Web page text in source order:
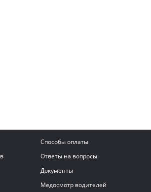
Способы оплаты
Ответы на вопросы
Документы
Медосмотр водителей